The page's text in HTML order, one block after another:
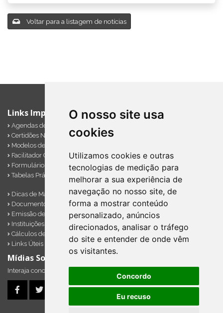
O nosso site usa
cookies
Utilizamos cookies e outras
tecnologias de medição para
melhorar a sua experiência de
navegação no nosso site, de
forma a mostrar conteúdo
personalizado, anúncios
direcionados, analisar o tráfego
do site e entender de onde vêm
os visitantes.
Concordo
Eu recuso
Voltar para a listagem de notícias
Links Importantes
Agendas de Obrigações
Certidões Negativas
Modelos de Documentos
Facilitador Contábil
Formulários Diversos
Tabelas Práticas
Dicas de Marketing
Documentos Importantes
Emissão de Notas
Instituições Financeiras
Cálculos de Impostos em Atraso
Links Úteis
Mídias Sociais
Interaja conosco pelos nossos perfis e saiba de todas as novidades.